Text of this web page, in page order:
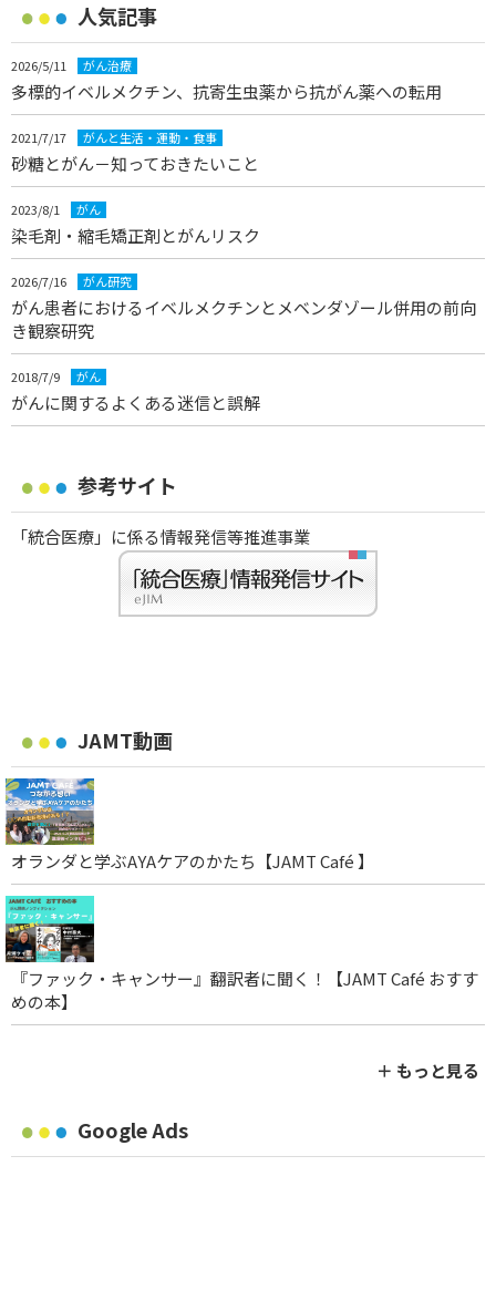
人気記事
2026/5/11 がん治療
多標的イベルメクチン、抗寄生虫薬から抗がん薬への転用
2021/7/17 がんと生活・運動・食事
砂糖とがん－知っておきたいこと
2023/8/1 がん
染毛剤・縮毛矯正剤とがんリスク
2026/7/16 がん研究
がん患者におけるイベルメクチンとメベンダゾール併用の前向
き観察研究
2018/7/9 がん
がんに関するよくある迷信と誤解
参考サイト
「統合医療」に係る情報発信等推進事業
JAMT動画
オランダと学ぶAYAケアのかたち【JAMT Café 】
『ファック・キャンサー』翻訳者に聞く！【JAMT Café おすす
めの本】
＋ もっと見る
Google Ads